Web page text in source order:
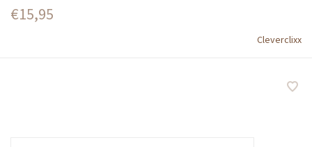
€15,95
Cleverclixx